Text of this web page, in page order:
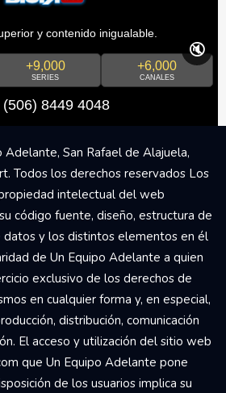
y contenido inigualable.
+9,000
SERIES
+6,000
CANALES
(506) 8449 4048
🔇
San Rafael de Alajuela,
Todos los derechos reservados Los
intelectual del web
código fuente, diseño, estructura de
datos y los distintos elementos en él
de Un Equipo Adelante a quien
exclusivo de los derechos de
en cualquier forma y, en especial,
distribución, comunicación
El acceso y utilización del sitio web
que Un Equipo Adelante pone
de los usuarios implica su